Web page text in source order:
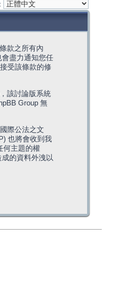
款之所有內
盡力通知您任
受該條款的修
該討論版系統
Group 無
際公法之文
也將會收到我
何主題的權
的資料外洩以